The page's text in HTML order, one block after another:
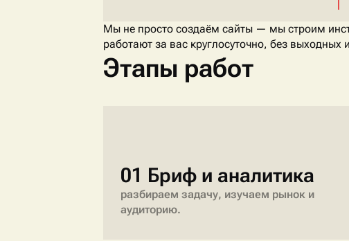
Мы не просто создаём сайты — мы строим
работают за вас круглосуточно, без выходных
Этапы работ
01 Бриф и аналитика
разбираем задачу, изучаем рынок и
аудиторию.